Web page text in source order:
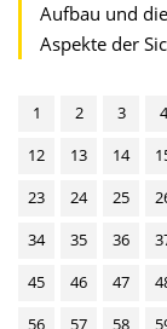
Aufbau und
Aspekte der
1 2 3 4
12
13 14
23
24 25
34
35 36
45
46 47
56
57 58